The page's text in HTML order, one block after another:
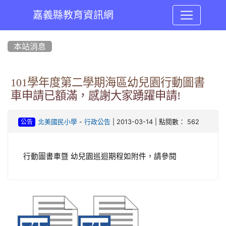
嘉義縣教育資訊網
本站消息
101學年度第二學期海區幼兒園行動圖書
車申請已額滿，感謝大家踴躍申請!
公告 北美國民小學- 行政公告 | 2013-03-14 | 點閱數： 562
行動圖書車暨 幼兒園巡迴期程如附件，請參閱